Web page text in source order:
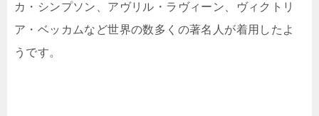
カ・シンプソン、アヴリル・ラヴィーン、ヴィクトリ
ア・ベッカムなど世界の数多くの著名人が着用したよ
うです。